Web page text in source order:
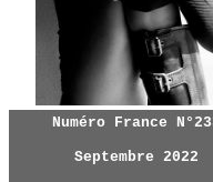
Numéro France
Septembre 2022